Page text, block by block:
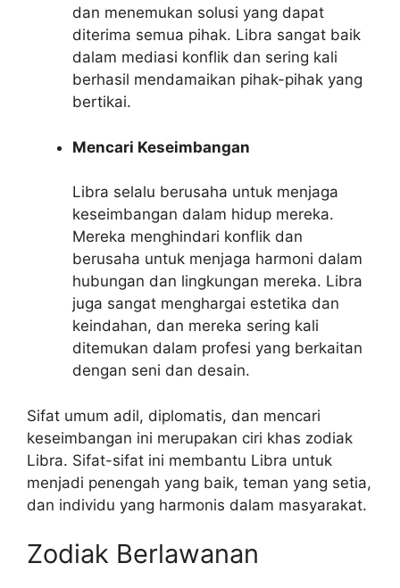
dan menemukan solusi yang dapat
diterima semua pihak. Libra sangat baik
dalam mediasi konflik dan sering kali
berhasil mendamaikan pihak-pihak yang
bertikai.
Mencari Keseimbangan
Libra selalu berusaha untuk menjaga
keseimbangan dalam hidup mereka.
Mereka menghindari konflik dan
berusaha untuk menjaga harmoni dalam
hubungan dan lingkungan mereka. Libra
juga sangat menghargai estetika dan
keindahan, dan mereka sering kali
ditemukan dalam profesi yang berkaitan
dengan seni dan desain.
Sifat umum adil, diplomatis, dan mencari
keseimbangan ini merupakan ciri khas zodiak
Libra. Sifat-sifat ini membantu Libra untuk
menjadi penengah yang baik, teman yang setia,
dan individu yang harmonis dalam masyarakat.
Zodiak Berlawanan